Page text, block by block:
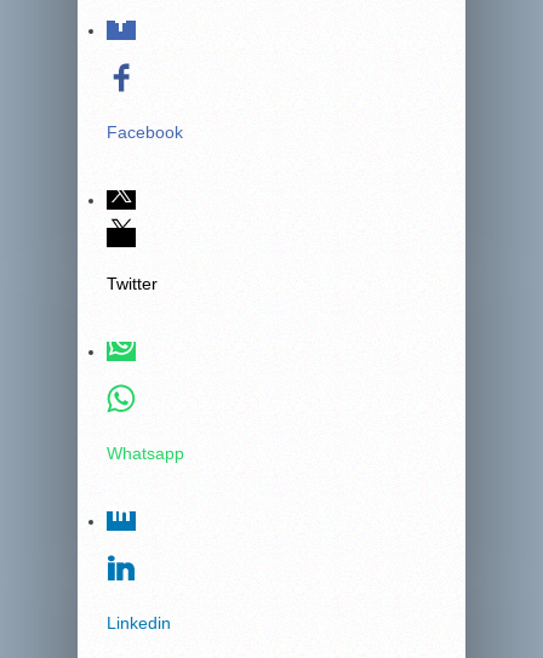
Facebook
Twitter
Whatsapp
Linkedin